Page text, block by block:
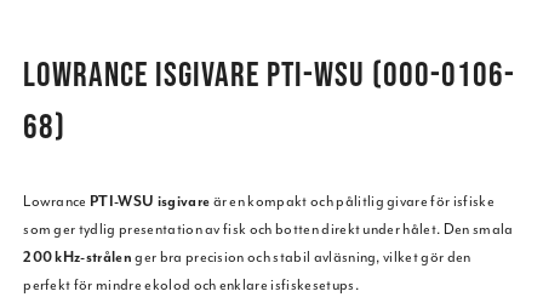
LOWRANCE ISGIVARE PTI-WSU (000-0106-
68)
Lowrance PTI-WSU isgivareär en kompakt och pålitlig givare för isfiske
som ger tydlig presentation av fisk och botten direkt under hålet. Den smala
200 kHz-strålenger bra precision och stabil avläsning, vilket gör den
perfekt för mindre ekolod och enklare isfiskesetups.